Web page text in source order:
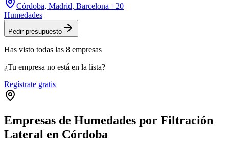
Córdoba, Madrid, Barcelona +20
Humedades
Pedir presupuesto
Has visto todas las 8 empresas
¿Tu empresa no está en la lista?
Regístrate gratis
Empresas de Humedades por Filtración
Lateral en Córdoba